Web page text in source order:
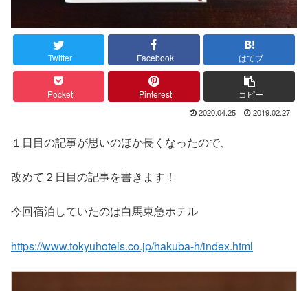
Twitter Facebook はてブ
Pocket Pinterest コピー
2020.04.25 2019.02.27
１日目の記事が思いのほか長くなったので、
改めて２日目の記事を書きます！
今回宿泊していたのは白馬東急ホテル
https://www.tokyuhotels.co.jp/hakuba-h/index.html